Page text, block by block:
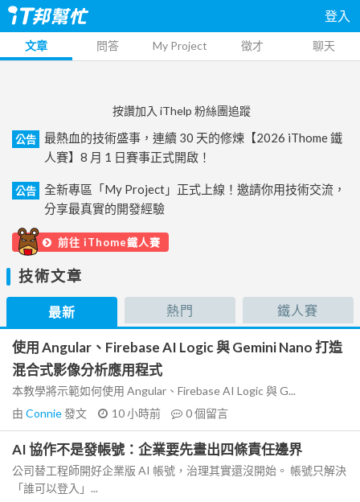
登入
文章 問答 My Project 徵才 聊天
按讚加入 iThelp 粉絲團追蹤
公告
最熱血的技術盛事，連續 30 天的修煉【2026 iThome 鐵
人賽】8 月 1 日賽事正式開啟！
公告
全新專區「My Project」正式上線！邀請你用技術交流，
分享最真實的開發經驗
前往 iThome鐵人賽
技術文章
最新 熱門 鐵人賽
使用 Angular、Firebase AI Logic 與 Gemini Nano 打造
混合式影像分析應用程式
本教學將示範如何使用 Angular、Firebase AI Logic 與 G...
由 Connie發文 10 小時前 0個留言
AI 協作不是發帳號：企業要先畫出四條責任邊界
公司替工程師開好企業版 AI 帳號，治理其實還沒開始。 帳號只解決
「誰可以登入」...